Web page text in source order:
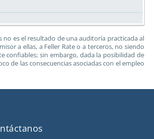
es el resultado de una auditoría practicada al
a ellas, a Feller Rate o a terceros, no siendo
confiables; sin embargo, dada la posibilidad de
de las consecuencias asociadas con el empleo